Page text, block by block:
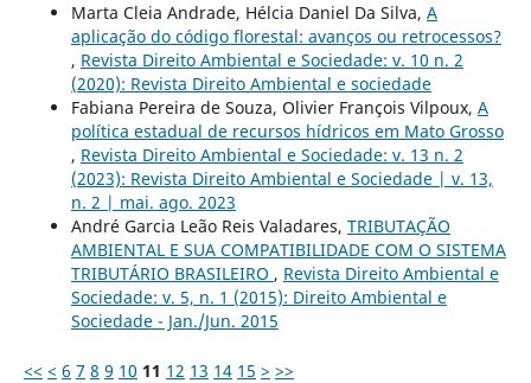
Marta Cleia Andrade, Hélcia Daniel Da Silva, A
aplicação do código florestal: avanços ou retrocessos?
, Revista Direito Ambiental e Sociedade: v. 10 n. 2
(2020): Revista Direito Ambiental e sociedade
Fabiana Pereira de Souza, Olivier François Vilpoux, A
política estadual de recursos hídricos em Mato Grosso
, Revista Direito Ambiental e Sociedade: v. 13 n. 2
(2023): Revista Direito Ambiental e Sociedade | v. 13,
n. 2 | mai. ago. 2023
André Garcia Leão Reis Valadares, TRIBUTAÇÃO
AMBIENTAL E SUA COMPATIBILIDADE COM O SISTEMA
TRIBUTÁRIO BRASILEIRO , Revista Direito Ambiental e
Sociedade: v. 5, n. 1 (2015): Direito Ambiental e
Sociedade - Jan./Jun. 2015
<< < 6 7 8 9 10 11 12 13 14 15 > >>